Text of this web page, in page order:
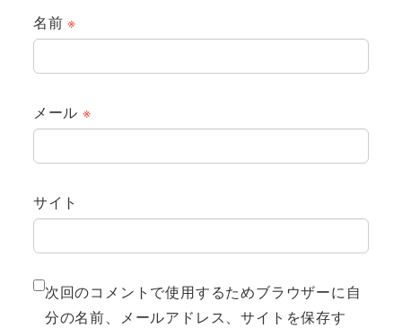
名前※
メール ※
サイト
次回のコメントで使用するためブラウザーに自
分の名前、メールアドレス、サイトを保存す